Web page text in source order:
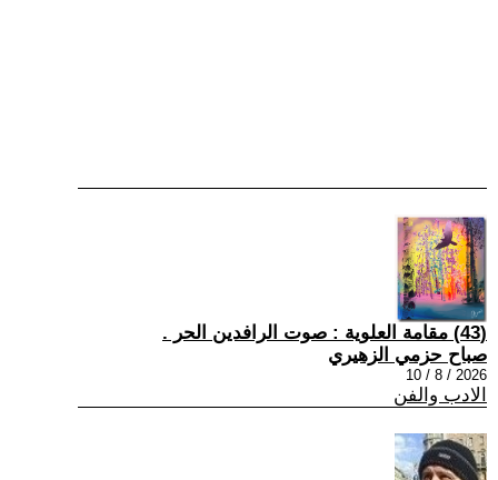
(43) مقامة العلوية : صوت الرافدين الحر .
صباح حزمي الزهيري
2026 / 8 / 10
الادب والفن